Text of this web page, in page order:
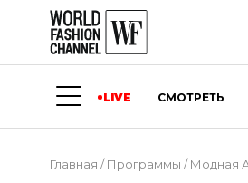
LIVE СМОТРЕТЬ
Главная /Программы /Модная